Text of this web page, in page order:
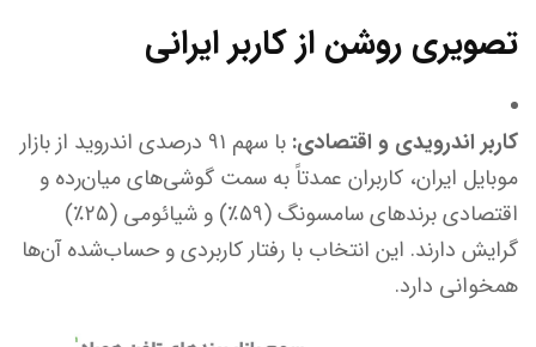
تصویری روشن از کاربر ایرانی
کاربر اندرویدی و اقتصادی:
با سهم ۹۱ درصدی اندروید از بازار
موبایل ایران، کاربران عمدتاً به سمت گوشی‌های میان‌رده و
اقتصادی برندهای سامسونگ (۵۹٪) و شیائومی (۲۵٪)
گرایش دارند. این انتخاب با رفتار کاربردی و حساب‌شده آن‌ها
همخوانی دارد.